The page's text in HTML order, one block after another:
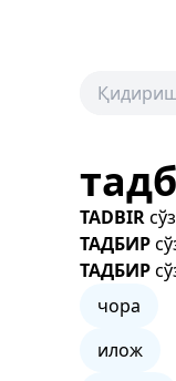
TADBIR
ТАДБИР
ТАДБИР
чора
илож